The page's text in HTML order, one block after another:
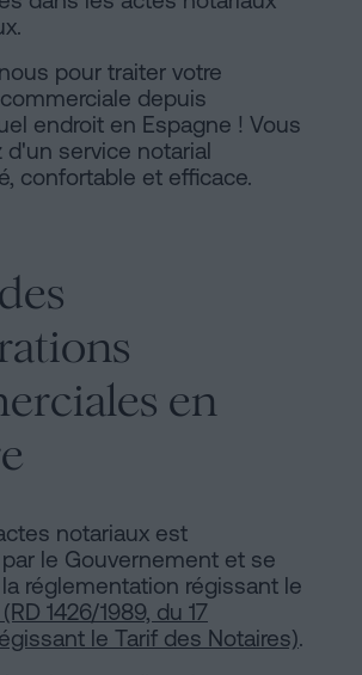
pour traiter votre
depuis
endroit en Espagne ! Vous
d'un service notarial
confortable et efficace.
en
notariaux est
le Gouvernement et se
réglementation régissant le
1426/1989, du 17
le Tarif des Notaires).